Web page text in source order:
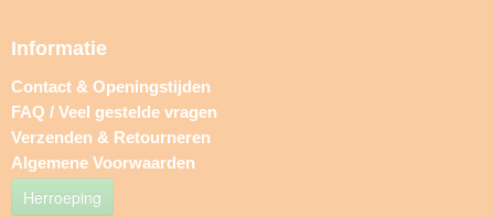
Informatie
Contact & Openingstijden
FAQ / Veel gestelde vragen
Verzenden & Retourneren
Algemene Voorwaarden
Herroeping